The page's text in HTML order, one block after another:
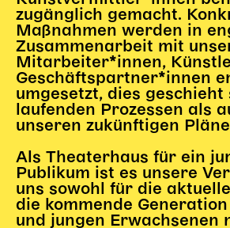
zugänglich gemacht.
Maßnahmen werden in
Zusammenarbeit mit
Mitarbeiter*innen,
Geschäftspartner*innen
umgesetzt, dies geschieht
laufenden Prozessen als
unseren zukünftigen
Als Theaterhaus für ein
Publikum ist es unsere
uns sowohl für die
die kommende
und jungen Erwachsenen